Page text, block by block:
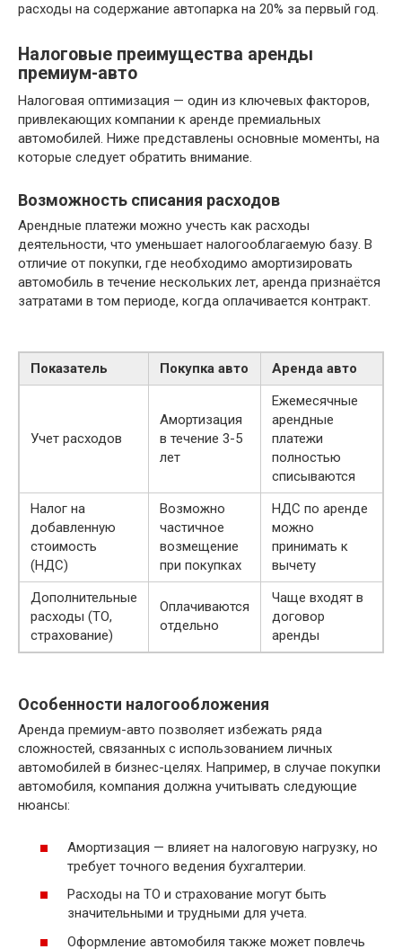
расходы на содержание автопарка на 20% за первый год.
Налоговые преимущества аренды
премиум-авто
Налоговая оптимизация — один из ключевых факторов,
привлекающих компании к аренде премиальных
автомобилей. Ниже представлены основные моменты, на
которые следует обратить внимание.
Возможность списания расходов
Арендные платежи можно учесть как расходы
деятельности, что уменьшает налогооблагаемую базу. В
отличие от покупки, где необходимо амортизировать
автомобиль в течение нескольких лет, аренда признаётся
затратами в том периоде, когда оплачивается контракт.
Показатель Покупка авто Аренда авто
Учет расходов
Амортизация
в течение 3-5
лет
Ежемесячные
арендные
платежи
полностью
списываются
Налог на
добавленную
стоимость
(НДС)
Возможно
частичное
возмещение
при покупках
НДС по аренде
можно
принимать к
вычету
Дополнительные
расходы (ТО,
страхование)
Оплачиваются
отдельно
Чаще входят в
договор
аренды
Особенности налогообложения
Аренда премиум-авто позволяет избежать ряда
сложностей, связанных с использованием личных
автомобилей в бизнес-целях. Например, в случае покупки
автомобиля, компания должна учитывать следующие
нюансы:
Амортизация — влияет на налоговую нагрузку, но
требует точного ведения бухгалтерии.
Расходы на ТО и страхование могут быть
значительными и трудными для учета.
Оформление автомобиля также может повлечь